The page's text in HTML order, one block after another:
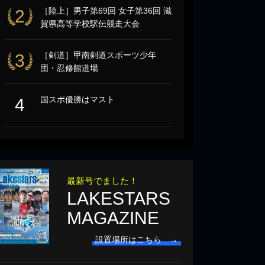
2
［陸上］男子第69回 女子第36回 滋
賀県高等学校駅伝競走大会
3
［剣道］甲南剣道スポーツ少年
団・忍修館道場
4 国スポ優勝はマスト
最新号でました！
LAKESTARS
MAGAZINE
設置場所はこちら →